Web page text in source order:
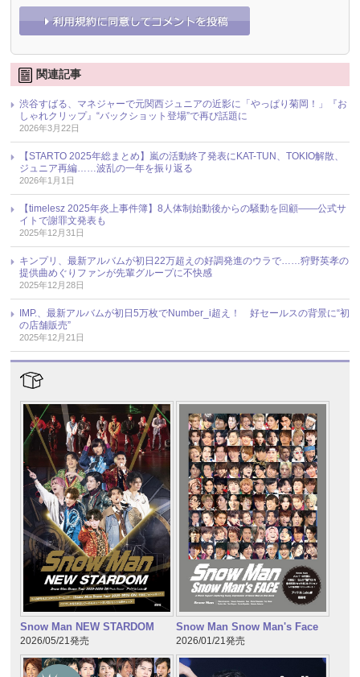
関連記事
渋谷すばる、マネジャーで元関西ジュニアの近影に「やっぱり菊岡！」『お
しゃれクリップ』“バックショット登場”で再び話題に
2026年3月22日
【STARTO 2025年総まとめ】嵐の活動終了発表にKAT-TUN、TOKIO解散、
ジュニア再編……波乱の一年を振り返る
2026年1月1日
【timelesz 2025年炎上事件簿】8人体制始動後からの騒動を回顧――公式サ
イトで謝罪文発表も
2025年12月31日
キンプリ、最新アルバムが初日22万超えの好調発進のウラで……狩野英孝の
提供曲めぐりファンが先輩グループに不快感
2025年12月28日
IMP.、最新アルバムが初日5万枚でNumber_i超え！ 好セールスの背景に“初
の店舗販売”
2025年12月21日
Snow Man NEW STARDOM
2026/05/21発売
Snow Man Snow Man's Face
2026/01/21発売